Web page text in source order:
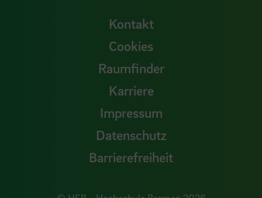
Kontakt
Cookies
Raumfinder
Karriere
Impressum
Datenschutz
Barrierefreiheit